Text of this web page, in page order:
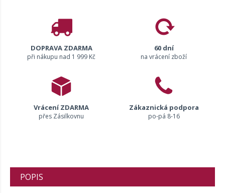
DOPRAVA ZDARMA
při nákupu nad 1 999 Kč
60 dní
na vrácení zboží
Vrácení ZDARMA
přes Zásilkovnu
Zákaznická podpora
po-pá 8-16
POPIS